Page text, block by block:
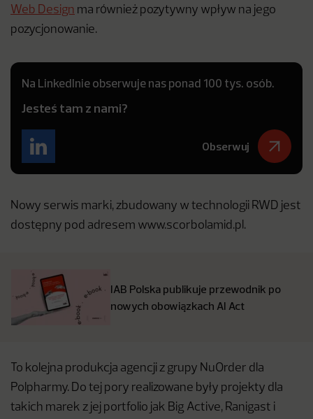
Web Design ma również pozytywny wpływ na jego
pozycjonowanie.
Na LinkedInie obserwuje nas ponad 100 tys. osób.
Jesteś tam z nami?
Obserwuj
Nowy serwis marki, zbudowany w technologii RWD jest
dostępny pod adresem www.scorbolamid.pl.
IAB Polska publikuje przewodnik po
nowych obowiązkach AI Act
To kolejna produkcja agencji z grupy NuOrder dla
Polpharmy. Do tej pory realizowane były projekty dla
takich marek z jej portfolio jak Big Active, Ranigast i